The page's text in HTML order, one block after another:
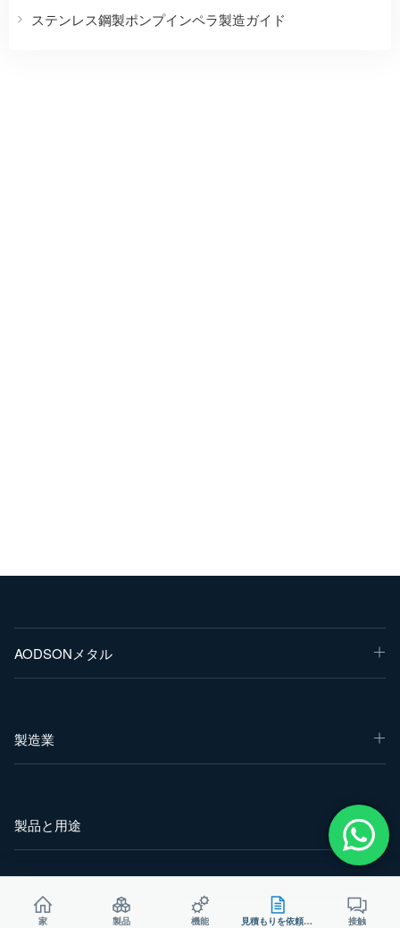
ステンレス鋼製ポンプインペラ製造ガイド
AODSONメタル
製造業
製品と用途
プロジェクトを開始する
家 製品 機能 見積もりを依頼する 接触